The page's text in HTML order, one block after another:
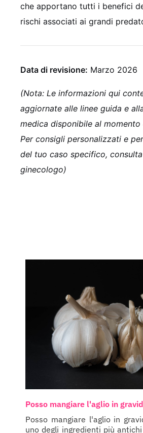
che apportano tutti i benefici
rischi associati ai grandi
Data di revisione: Marzo 2026
(Nota: Le informazioni qui
aggiornate alle linee guida e
medica disponibile al momento
Per consigli personalizzati e
del tuo caso specifico,
ginecologo)
Posso mangiare l'aglio in
Posso mangiare l'aglio in
uno degli ingredienti più